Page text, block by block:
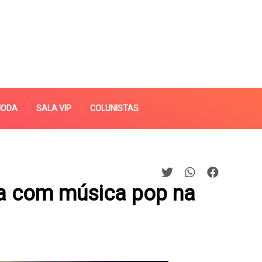
SALA VIP COLUNISTAS
com música pop na